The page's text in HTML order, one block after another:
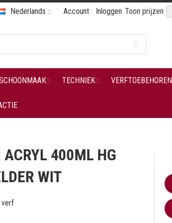
Account Inloggen Toon prijzen
Nederlands
TECHNIEK VERFTOEBEHOREN
ACRYL 400ML HG
WIT
verf